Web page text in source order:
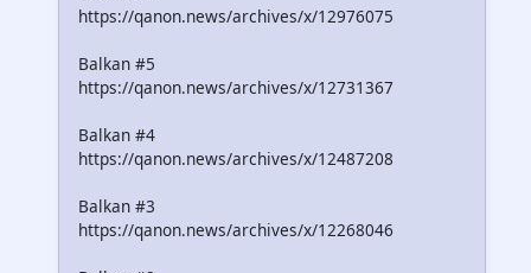
https://qanon.news/archives/x/12976075
Balkan #5
https://qanon.news/archives/x/12731367
Balkan #4
https://qanon.news/archives/x/12487208
Balkan #3
https://qanon.news/archives/x/12268046